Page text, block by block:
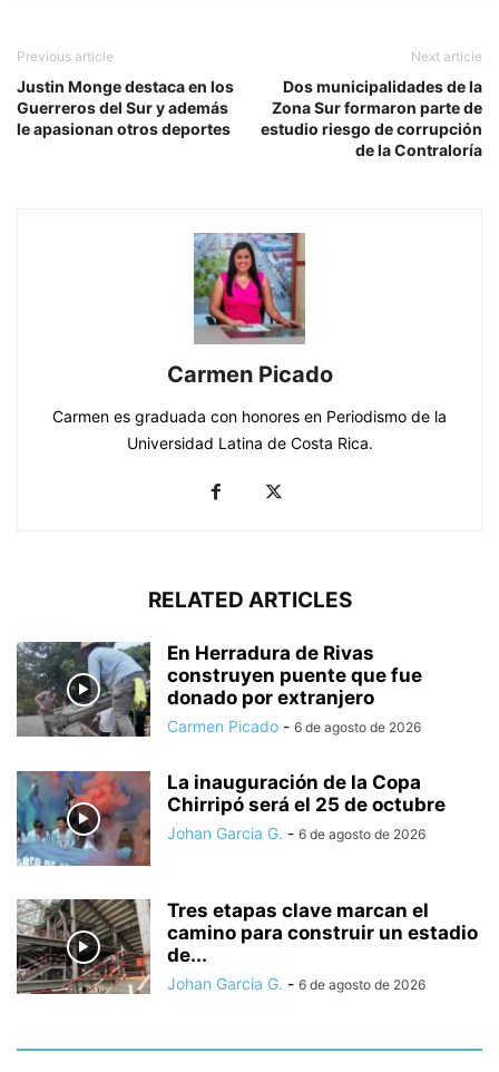
Previous article
Justin Monge destaca en los
Guerreros del Sur y además
le apasionan otros deportes
Next article
Dos municipalidades de la
Zona Sur formaron parte de
estudio riesgo de corrupción
de la Contraloría
Carmen Picado
Carmen es graduada con honores en Periodismo de la
Universidad Latina de Costa Rica.
RELATED ARTICLES
En Herradura de Rivas
construyen puente que fue
donado por extranjero
Carmen Picado - 6 de agosto de 2026
La inauguración de la Copa
Chirripó será el 25 de octubre
Johan Garcia G. - 6 de agosto de 2026
Tres etapas clave marcan el
camino para construir un estadio
de...
Johan Garcia G. - 6 de agosto de 2026